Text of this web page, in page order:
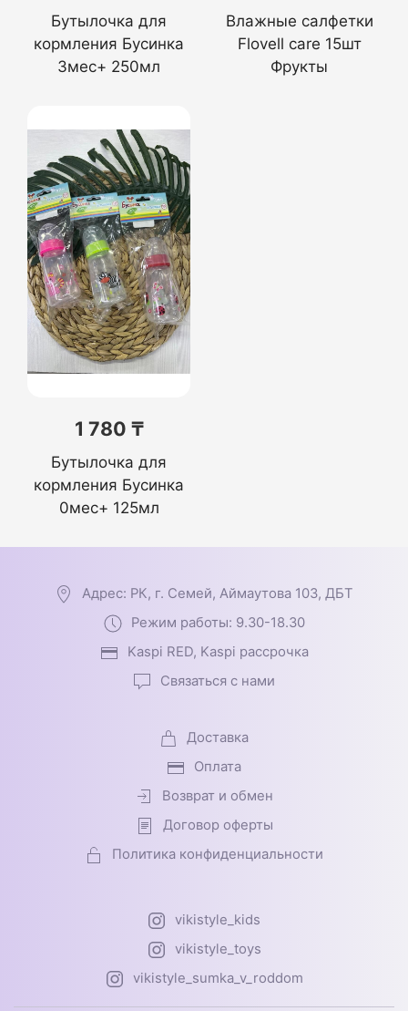
Бутылочка для
кормления Бусинка
3мес+ 250мл
Влажные салфетки
Flovell care 15шт
Фрукты
1 780 ₸
Бутылочка для
кормления Бусинка
0мес+ 125мл
Адрес: РК, г. Семей, Аймаутова 103, ДБТ
Режим работы: 9.30-18.30
Kaspi RED, Kaspi рассрочка
Связаться с нами
Доставка
Оплата
Возврат и обмен
Договор оферты
Политика конфиденциальности
vikistyle_kids
vikistyle_toys
vikistyle_sumka_v_roddom